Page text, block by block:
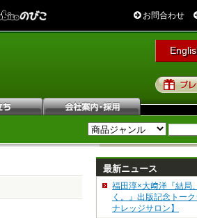
お問合わせ
最新ニュース
福田淳×大﨑洋『結局
く。』出版記念トー
ナレッジサロン】